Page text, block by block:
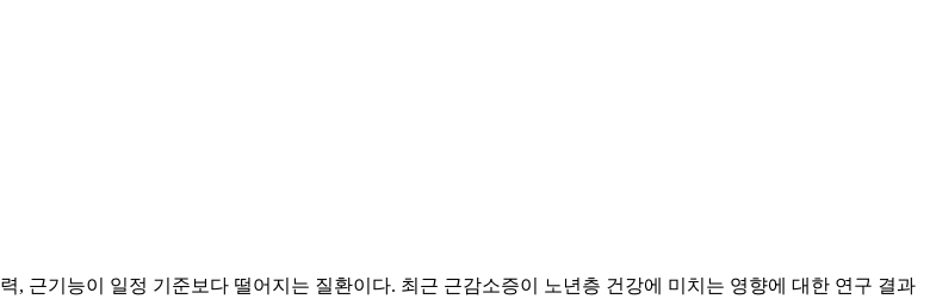
근기능이 일정 기준보다 떨어지는 질환이다. 최근 근감소증이 노년층 건강에 미치는 영향에 대한 연구 결과